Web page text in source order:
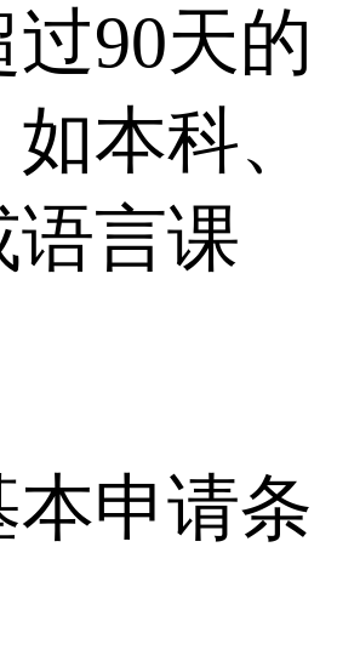
90天的
本科、
语言课
本申请条